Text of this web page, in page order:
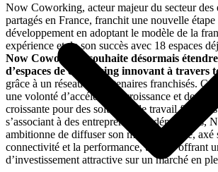
Now Coworking, acteur majeur du secteur des
partagés en France, franchit une nouvelle étape
développement en adoptant le modèle de la
expérience et de son succès avec 18 espaces
Now Coworking souhaite désormais
d’espaces de coworking innovant à travers
grâce à un réseau de partenaires franchisés.
une volonté d’accélérer sa croissance et de
croissante pour des solutions de travail
s’associant à des entrepreneurs indépendants,
ambitionne de diffuser son modèle unique, axé
connectivité et la performance, tout en offrant
d’investissement attractive sur un marché en